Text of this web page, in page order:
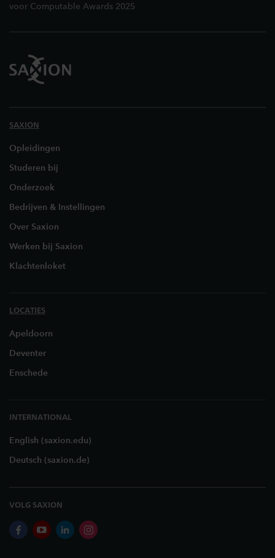
voor Computable Awards 2025
SAXION
Opleidingen
Studeren bij
Onderzoek
Bedrijven & Instellingen
Over Saxion
Werken bij Saxion
Klachtenloket
LOCATIES
Apeldoorn
Deventer
Enschede
INTERNATIONAL
English (saxion.edu)
Deutsch (saxion.de)
VOLG SAXION
facebookyoutubelinkedininstagram